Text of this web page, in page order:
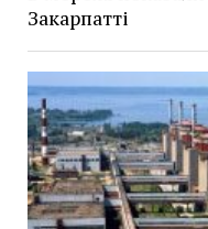
Закарпатті